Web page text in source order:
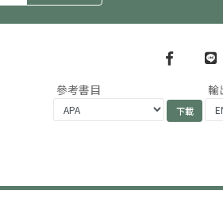
Facebook
line
參考書目 輸